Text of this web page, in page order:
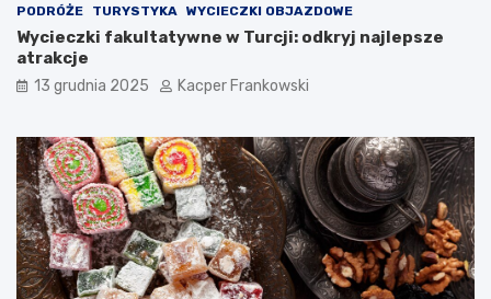
PODRÓŻE
TURYSTYKA WYCIECZKI OBJAZDOWE
Wycieczki fakultatywne w Turcji: odkryj najlepsze
atrakcje
13 grudnia 2025 Kacper Frankowski